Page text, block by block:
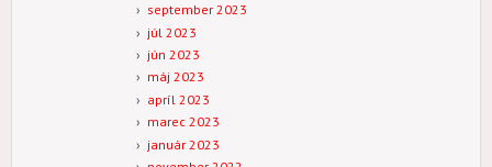
september 2023
júl 2023
jún 2023
máj 2023
apríl 2023
marec 2023
január 2023